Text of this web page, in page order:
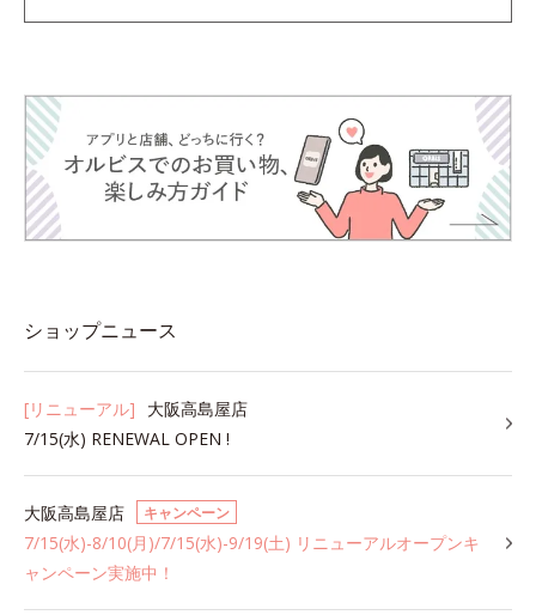
ショップニュース
[リニューアル]
大阪高島屋店
7/15(水) RENEWAL OPEN !
大阪高島屋店 キャンペーン
7/15(水)-8/10(月)/7/15(水)-9/19(土) リニューアルオープンキ
ャンペーン実施中！